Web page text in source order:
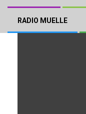
RADIO MUELLE